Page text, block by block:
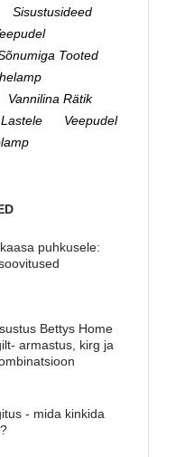
Sisustusideed
Tooted
Vannilina Rätik
Veepudel
puhkusele:
Bettys Home
armastus, kirg ja
- mida kinkida